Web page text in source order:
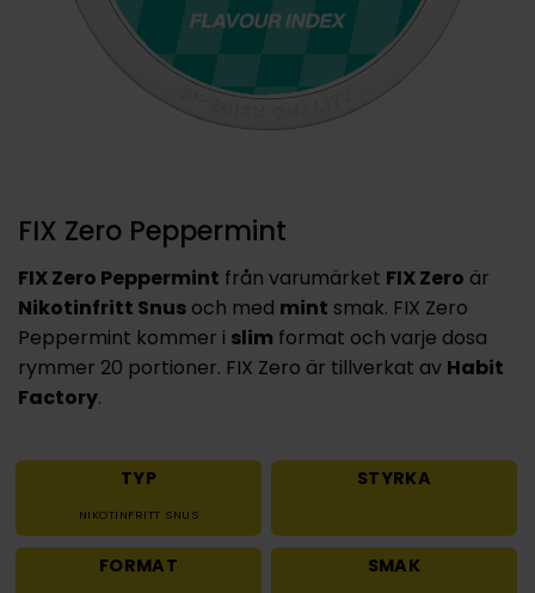
FIX Zero Peppermint
FIX Zero Peppermint från varumärket FIX Zero är
Nikotinfritt Snus och med mint smak. FIX Zero
Peppermint kommer i slim format och varje dosa
rymmer 20 portioner. FIX Zero är tillverkat av Habit
Factory.
TYP
NIKOTINFRITT SNUS
STYRKA
FORMAT SMAK